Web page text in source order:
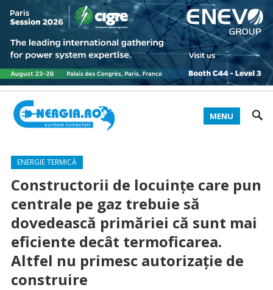
MENU
ENERGIE TERMICĂ
Constructorii de locuinţe care pun
centrale pe gaz trebuie să
dovedească primăriei că sunt mai
eficiente decât termoficarea.
Altfel nu primesc autorizaţie de
construire